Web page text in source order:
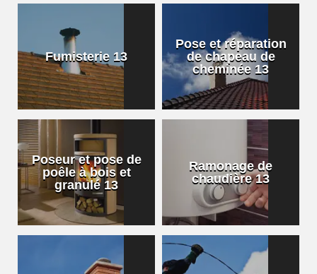
Fumisterie 13
Pose et réparation
de chapeau de
cheminée 13
Poseur et pose de
poêle à bois et
granulé 13
Ramonage de
chaudière 13